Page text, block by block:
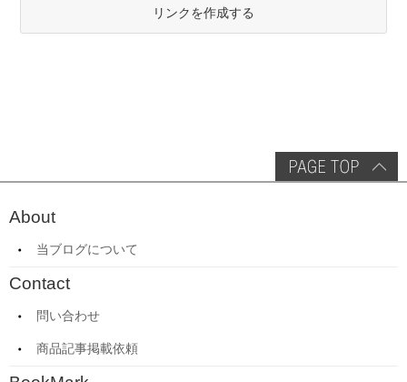
リンクを作成する
About
当ブログについて
Contact
問い合わせ
商品記事掲載依頼